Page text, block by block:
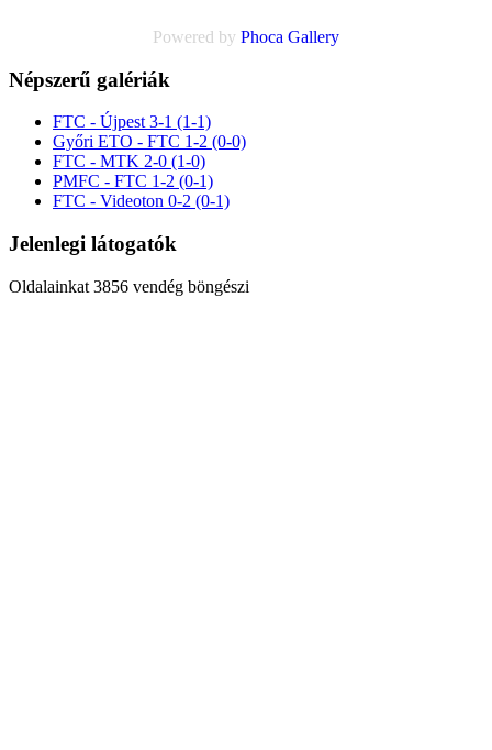
Powered by Phoca Gallery
Népszerű galériák
FTC - Újpest 3-1 (1-1)
Győri ETO - FTC 1-2 (0-0)
FTC - MTK 2-0 (1-0)
PMFC - FTC 1-2 (0-1)
FTC - Videoton 0-2 (0-1)
Jelenlegi látogatók
Oldalainkat 3856 vendég böngészi